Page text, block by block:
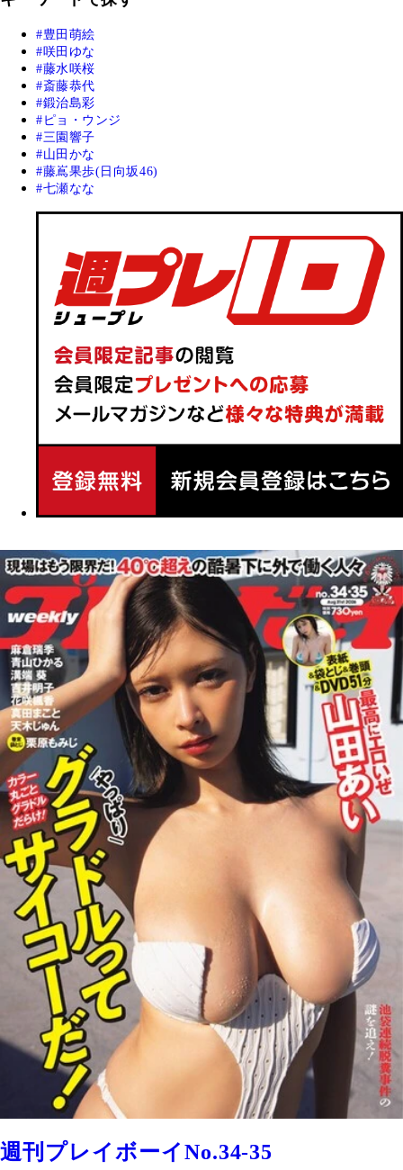
豊田萌絵
咲田ゆな
藤水咲桜
斎藤恭代
鍛治島彩
ピョ・ウンジ
三園響子
山田かな
藤嶌果歩(日向坂46)
七瀬なな
週刊プレイボーイNo.34-35